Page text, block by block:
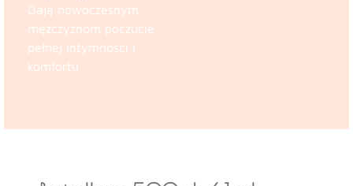
Dają nowoczesnym
mężczyznom poczucie
pełnej intymności i
komfortu